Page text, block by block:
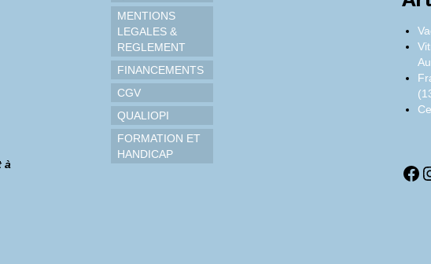
à
MENTIONS
LEGALES &
REGLEMENT
FINANCEMENTS
CGV
QUALIOPI
FORMATION ET
HANDICAP